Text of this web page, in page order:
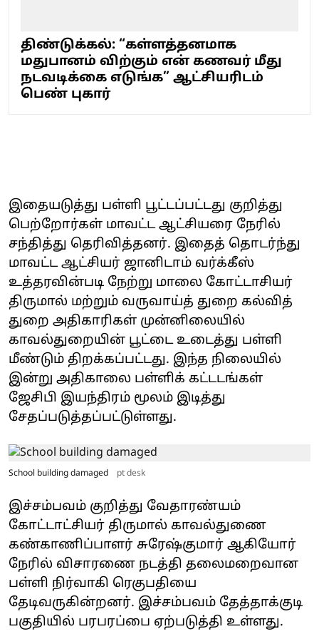
திண்டுக்கல்: “கள்ளத்தனமாக
மதுபானம் விற்கும் என் கணவர் மீது
நடவடிக்கை எடுங்க” ஆட்சியரிடம்
பெண் புகார்
இதையடுத்து பள்ளி பூட்டப்பட்டது குறித்து
பெற்றோர்கள் மாவட்ட ஆட்சியரை நேரில்
சந்தித்து தெரிவித்தனர். இதைத் தொடர்ந்து
மாவட்ட ஆட்சியர் ஜானிடாம் வர்க்கீஸ்
உத்தரவின்படி நேற்று மாலை கோட்டாசியர்
திருமால் மற்றும் வருவாய்த் துறை கல்வித்
துறை அதிகாரிகள் முன்னிலையில்
காவல்துறையின் பூட்டை உடைத்து பள்ளி
மீண்டும் திறக்கப்பட்டது. இந்த நிலையில்
இன்று அதிகாலை பள்ளிக் கட்டடங்கள்
ஜேசிபி இயந்திரம் மூலம் இடித்து
சேதப்படுத்தப்பட்டுள்ளது.
School building damaged pt desk
இச்சம்பவம் குறித்து வேதாரண்யம்
கோட்டாட்சியர் திருமால் காவல்துணை
கண்காணிப்பாளர் சுரேஷ்குமார் ஆகியோர்
நேரில் விசாரணை நடத்தி தலைமறைவான
பள்ளி நிர்வாகி ரெகுபதியை
தேடிவருகின்றனர். இச்சம்பவம் தேத்தாக்குடி
பகுதியில் பரபரப்பை ஏற்படுத்தி உள்ளது.